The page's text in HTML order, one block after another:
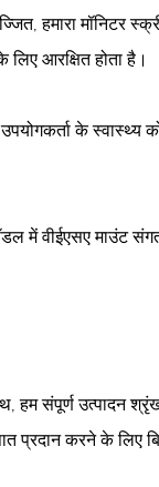
हमारा मॉनिटर
आरक्षित होता है।
के स्वास्थ्य
में वीईएसए
हम संपूर्ण उत्पादन
प्रदान करने के लिए